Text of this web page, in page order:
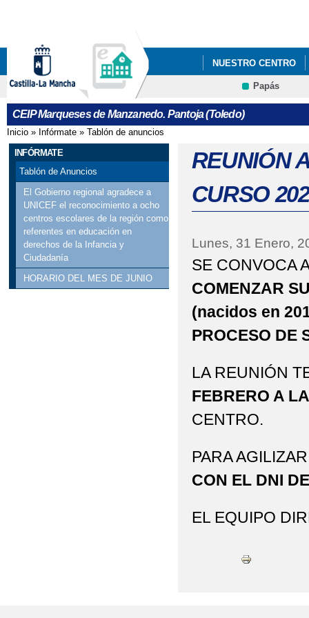
NUESTRO CENTRO
NUESTROS
Papás
CEIP Marqueses de Manzanedo. Pantoja (Toledo)
Se encuentra usted aquí
Inicio » Infórmate » Tablón de anuncios
INFÓRMATE
Tablón de Anuncios
El Gobierno regional agradece a
UNICEF el reconocimiento a ocho
centros escolares de la región como
referentes en educación en
derechos de la Infancia y
Ciudadanía
HORARIO DEL MES DE JUNIO
REUNIÓN
CURSO
Lunes, 31 Enero,
SE CONVOCA
COMENZAR
(nacidos en
PROCESO DE
LA REUNIÓN
FEBRERO A
CENTRO.
PARA
CON EL DNI
EL EQUIPO